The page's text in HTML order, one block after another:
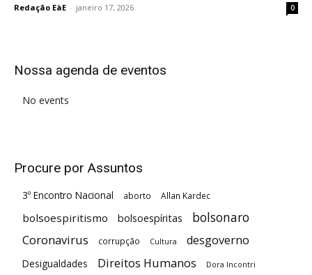
Redação EàE - janeiro 17, 2026 0
Nossa agenda de eventos
No events
Procure por Assuntos
3º Encontro Nacional aborto Allan Kardec
bolsoespiritismo bolsoespíritas bolsonaro
Coronavirus corrupção Cultura desgoverno
Desigualdades Direitos Humanos Dora Incontri